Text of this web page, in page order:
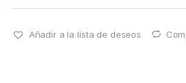
Añadir a la lista de deseos